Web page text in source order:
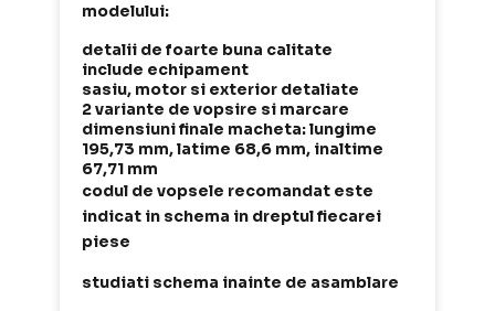
modelului:
detalii de foarte buna calitate
include echipament
sasiu, motor si exterior detaliate
2 variante de vopsire si marcare
dimensiuni finale macheta: lungime
195,73 mm, latime 68,6 mm, inaltime
67,71 mm
codul de vopsele recomandat este
indicat in schema in dreptul fiecarei
piese
studiati schema inainte de asamblare